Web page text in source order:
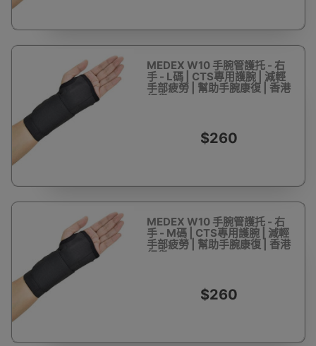
MEDEX W10 手腕管護托 - 右
手 - L碼 | CTS專用護腕 | 減輕
手部疲勞 | 幫助手腕康復 | 香港
行貨
$260
MEDEX W10 手腕管護托 - 右
手 - M碼 | CTS專用護腕 | 減輕
手部疲勞 | 幫助手腕康復 | 香港
行貨
$260